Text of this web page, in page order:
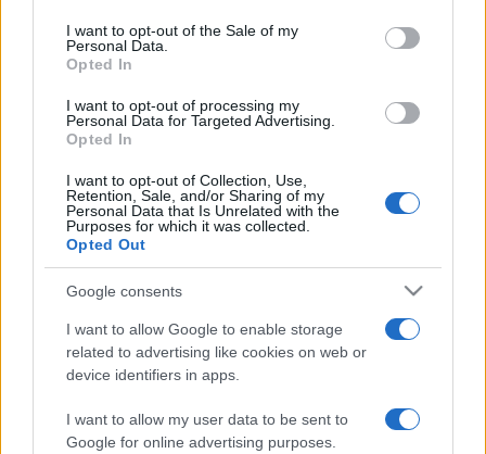
consent section.
I want to opt-out of the Sale of my
Personal Data.
Opted In
I want to opt-out of processing my
Personal Data for Targeted Advertising.
Opted In
I want to opt-out of Collection, Use,
Retention, Sale, and/or Sharing of my
Personal Data that Is Unrelated with the
Purposes for which it was collected.
Opted Out
Google consents
I want to allow Google to enable storage
related to advertising like cookies on web or
device identifiers in apps.
I want to allow my user data to be sent to
Google for online advertising purposes.
trendnek látszó - utat választotta, hogy az ősz hajszálakat
gyorsabb tempóval próbálják meg elfedni), a Guardian
A kommentárok azt is megjegyzik, hogy az eseményről a
hírességek sem maradhattak el. A Daily Mail szerint a
londoni koncerten képviseltette magát az egész Presley-
família: Priscilla, Lisa és Riley Presley, a Jagger-házaspár,
Paul McCartney és új barátnője, Rosanna Arquette
színésznő, Kate Moss, valamint Juliette Lewis is, aki
elragadtatással beszélt az estéről. A nézőtéren rajtuk
kívül még feltűnt az Oasis és a Genesis együttes tagjai,
Marylin Manson és Dave Grohl, a Foo Fighters tagja is.
A "Hogyan tovább" kérdésre feltehetően hamarosan